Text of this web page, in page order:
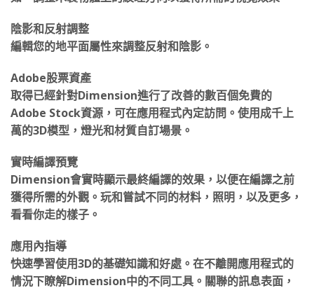
陰影和反射調整
Adobe股票資產
取得已經針對Dimension進行了改善的數百個免費的
Adobe Stock資源，可在應用程式內定訪問。使用成千上
實時編譯預覽
Dimension會實時顯示最終編譯的效果，以便在編譯之前
獲得所需的外觀。玩和嘗試不同的材料，照明，以及更多，
應用內指導
快速學習使用3D的基礎知識和好處。在不離開應用程式的